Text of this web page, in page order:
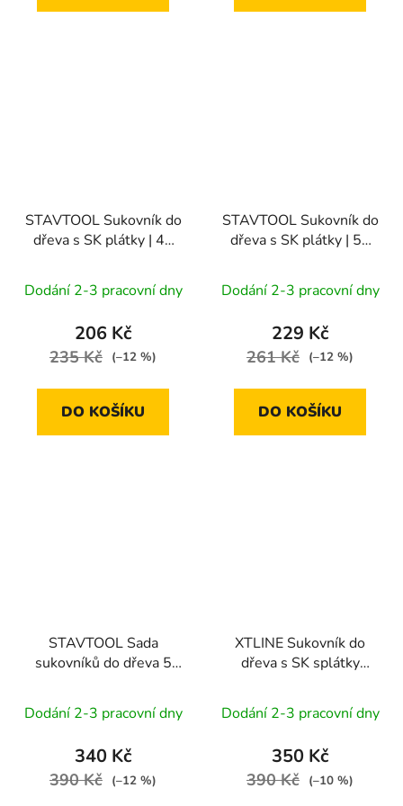
STAVTOOL Sukovník do
dřeva s SK plátky | 45
Dodání 2-3 pracovní dny
206 Kč
235 Kč (–12 %)
DO KOŠÍKU
STAVTOOL Sukovník do
dřeva s SK plátky | 50
Dodání 2-3 pracovní dny
229 Kč
261 Kč (–12 %)
DO KOŠÍKU
STAVTOOL Sada
sukovníků do dřeva 5
dřevěný box
Dodání 2-3 pracovní dny
340 Kč
390 Kč (–12 %)
XTLINE Sukovník do
dřeva s SK splátky
Dodání 2-3 pracovní dny
350 Kč
390 Kč (–10 %)